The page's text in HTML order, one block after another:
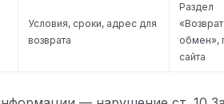
Условия, сроки, адрес для
возврата
Раздел
обмен»,
сайта